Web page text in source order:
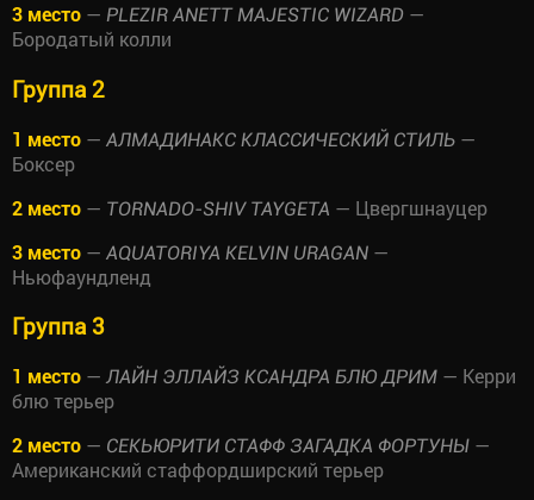
3 место — PLEZIR ANETT MAJESTIC WIZARD —
Бородатый колли
Группа 2
1 место — АЛМАДИНАКС КЛАССИЧЕСКИЙ СТИЛЬ —
Боксер
2 место — TORNADO-SHIV TAYGETA — Цвергшнауцер
3 место — AQUATORIYA KELVIN URAGAN —
Ньюфаундленд
Группа 3
1 место — ЛАЙН ЭЛЛАЙЗ КСАНДРА БЛЮ ДРИМ — Керри
блю терьер
2 место — СЕКЬЮРИТИ СТАФФ ЗАГАДКА ФОРТУНЫ —
Американский стаффордширский терьер